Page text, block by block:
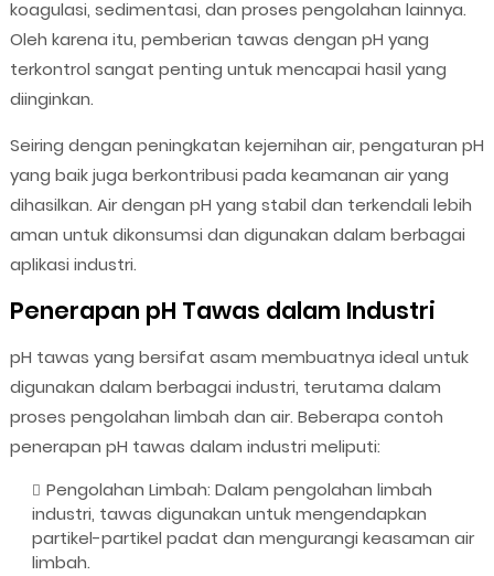
koagulasi, sedimentasi, dan proses pengolahan lainnya.
Oleh karena itu, pemberian tawas dengan pH yang
terkontrol sangat penting untuk mencapai hasil yang
diinginkan.
Seiring dengan peningkatan kejernihan air, pengaturan pH
yang baik juga berkontribusi pada keamanan air yang
dihasilkan. Air dengan pH yang stabil dan terkendali lebih
aman untuk dikonsumsi dan digunakan dalam berbagai
aplikasi industri.
Penerapan pH Tawas dalam Industri
pH tawas yang bersifat asam membuatnya ideal untuk
digunakan dalam berbagai industri, terutama dalam
proses pengolahan limbah dan air. Beberapa contoh
penerapan pH tawas dalam industri meliputi:
Pengolahan Limbah: Dalam pengolahan limbah
industri, tawas digunakan untuk mengendapkan
partikel-partikel padat dan mengurangi keasaman air
limbah.